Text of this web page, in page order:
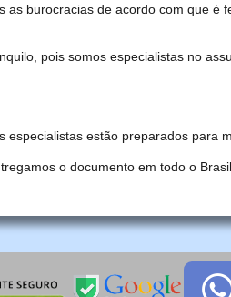
burocracias de acordo com que é
pois somos especialistas no
estão preparados para
o documento em todo o Brasil.